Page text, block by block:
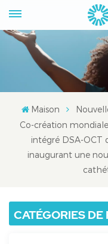
Maison
Co-création
intégré DSA-OCT
inaugurant une
CATÉGORIES